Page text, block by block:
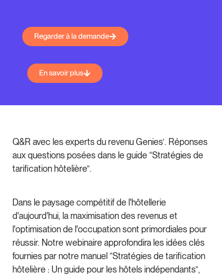
Regarder à la demande
En savoir plus
Q&R avec les experts du revenu Genies’. Réponses
aux questions posées dans le guide “Stratégies de
tarification hôtelière”.
Dans le paysage compétitif de l'hôtellerie
d'aujourd'hui, la maximisation des revenus et
l'optimisation de l'occupation sont primordiales pour
réussir. Notre webinaire approfondira les idées clés
fournies par notre manuel “Stratégies de tarification
hôtelière : Un guide pour les hôtels indépendants”,